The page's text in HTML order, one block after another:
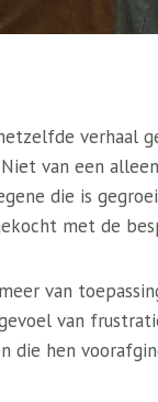
verhaal
van een
die is
met de
van
van
die hen